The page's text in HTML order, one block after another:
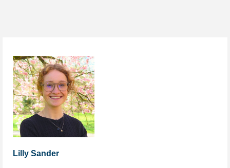
Lilly Sander